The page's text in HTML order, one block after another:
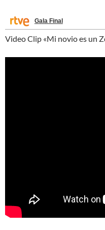
Gala Final
Video Clip «Mi novio es un